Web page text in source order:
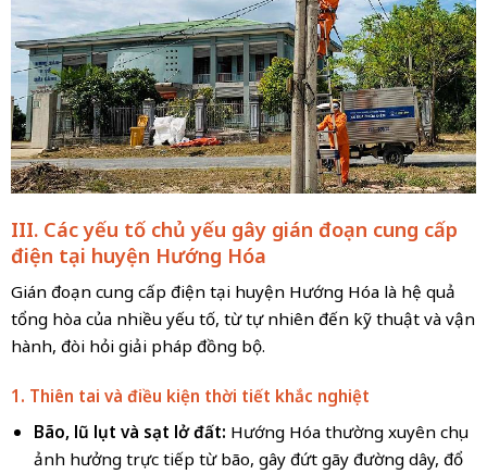
III. Các yếu tố chủ yếu gây gián đoạn cung cấp
điện tại huyện Hướng Hóa
Gián đoạn cung cấp điện tại huyện Hướng Hóa là hệ quả
tổng hòa của nhiều yếu tố, từ tự nhiên đến kỹ thuật và vận
hành, đòi hỏi giải pháp đồng bộ.
1. Thiên tai và điều kiện thời tiết khắc nghiệt
Bão, lũ lụt và sạt lở đất: Hướng Hóa thường xuyên chịu
ảnh hưởng trực tiếp từ bão, gây đứt gãy đường dây, đổ